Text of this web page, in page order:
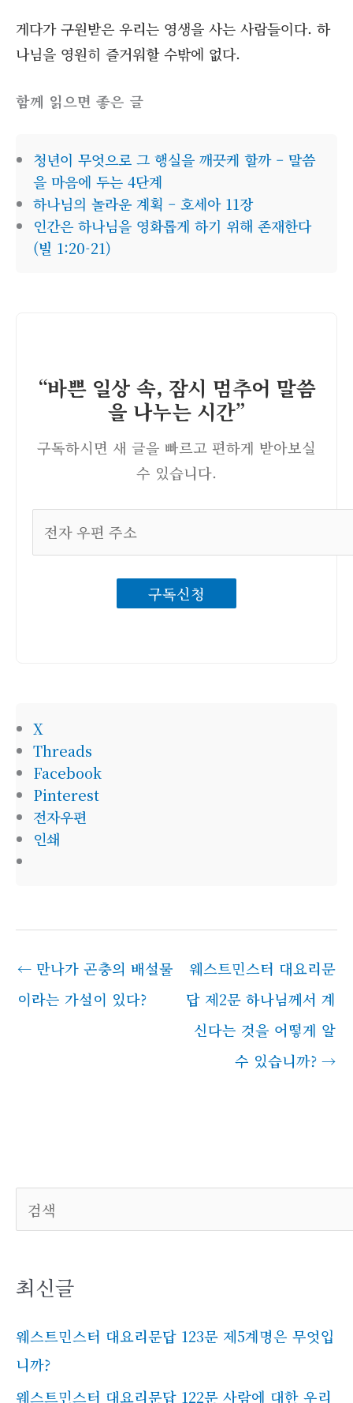
게다가 구원받은 우리는 영생을 사는 사람들이다. 하
나님을 영원히 즐거워할 수밖에 없다.
함께 읽으면 좋은 글
청년이 무엇으로 그 행실을 깨끗케 할까 – 말씀
을 마음에 두는 4단계
하나님의 놀라운 계획 – 호세아 11장
인간은 하나님을 영화롭게 하기 위해 존재한다
(빌 1:20-21)
“바쁜 일상 속, 잠시 멈추어 말씀
을 나누는 시간”
구독하시면 새 글을 빠르고 편하게 받아보실
수 있습니다.
구독신청
X
Threads
Facebook
Pinterest
전자우편
인쇄
← 만나가 곤충의 배설물
이라는 가설이 있다?
웨스트민스터 대요리문
답 제2문 하나님께서 계
신다는 것을 어떻게 알
수 있습니까? →
검색
최신글
웨스트민스터 대요리문답 123문 제5계명은 무엇입
니까?
웨스트민스터 대요리문답 122문 사람에 대한 우리